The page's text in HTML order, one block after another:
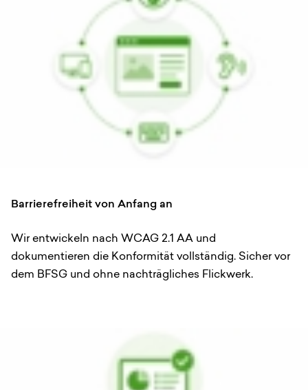
Barrierefreiheit von Anfang an
Wir entwickeln nach WCAG 2.1 AA und
dokumentieren die Konformität vollständig. Sicher vor
dem BFSG und ohne nachträgliches Flickwerk.